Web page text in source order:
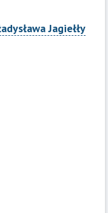
Jagiełły